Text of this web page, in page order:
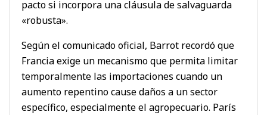
pacto si incorpora una cláusula de salvaguarda
«robusta».
Según el comunicado oficial, Barrot recordó que
Francia exige un mecanismo que permita limitar
temporalmente las importaciones cuando un
aumento repentino cause daños a un sector
específico, especialmente el agropecuario. París